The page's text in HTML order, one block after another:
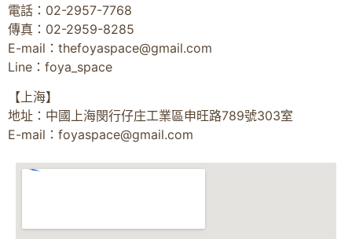
電話：02-2957-7768
傳真：02-2959-8285
E-mail： thefoyaspace@gmail.com
Line：foya_space
【上海】
地址：中國上海閔行仔庄工業區申旺路789號303室
E-mail： foyaspace@gmail.com